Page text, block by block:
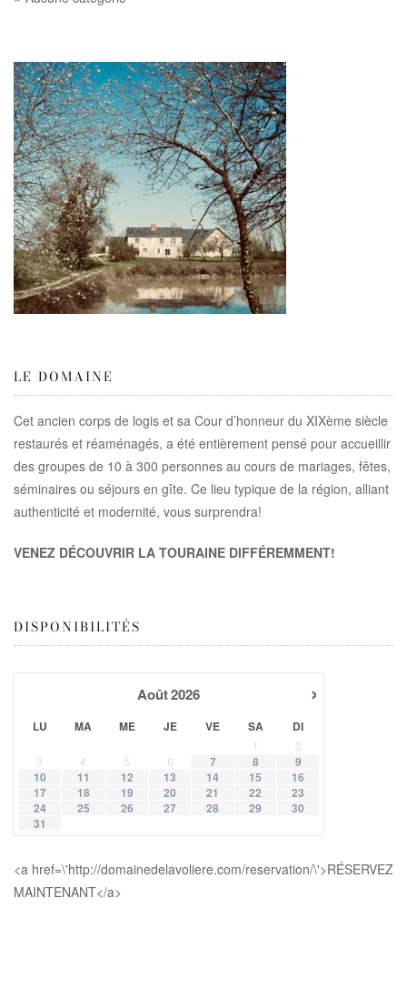
LE DOMAINE
Cet ancien corps de logis et sa Cour d’honneur du XIXème siècle
restaurés et réaménagés, a été entièrement pensé pour accueillir
des groupes de 10 à 300 personnes au cours de mariages, fêtes,
séminaires ou séjours en gîte. Ce lieu typique de la région, alliant
authenticité et modernité, vous surprendra!
VENEZ DÉCOUVRIR LA TOURAINE DIFFÉREMMENT!
DISPONIBILITÉS
›
Août2026
LU MA ME JE VE SA DI
1
2
3
4 5 6 7 8
9
10
11 12 13 14 15
16
17
18 19 20 21 22
23
24
25 26 27 28 29
30
31
<a href=\'http://domainedelavoliere.com/reservation/\'>RÉSERVEZ
MAINTENANT</a>